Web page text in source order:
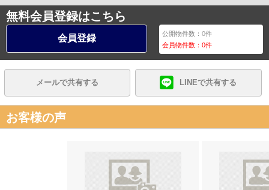
無料会員登録はこちら
会員登録 公開物件数：0件
会員物件数：0件
メールで共有する LINEで共有する
お客様の声